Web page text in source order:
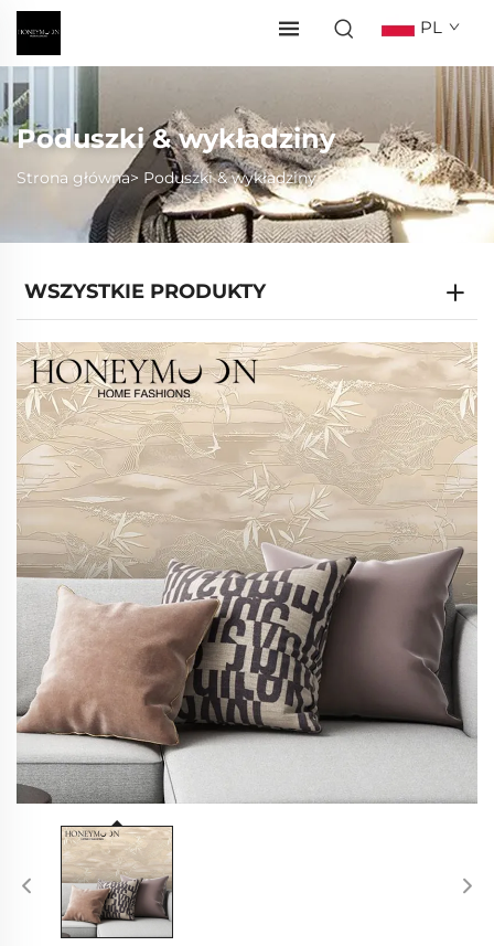
PL
Poduszki & wykładziny
Strona główna> Poduszki & wykładziny
WSZYSTKIE PRODUKTY